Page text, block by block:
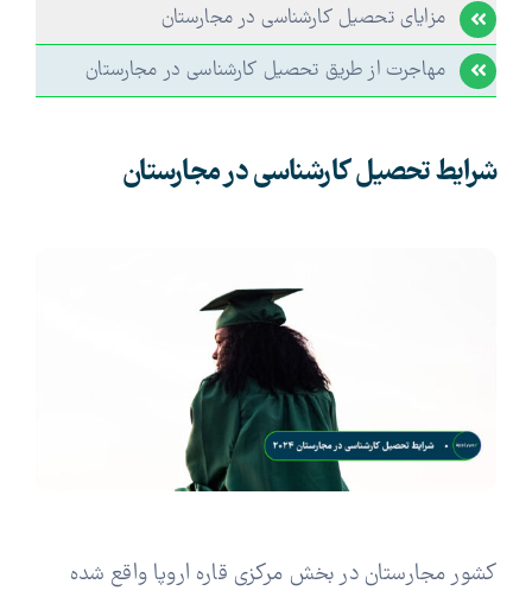
مزایای تحصیل کارشناسی در مجارستان
مهاجرت از طریق تحصیل کارشناسی در مجارستان
شرایط تحصیل کارشناسی در مجارستان
کشور مجارستان در بخش مرکزی قاره اروپا واقع شده